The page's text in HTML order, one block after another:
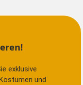
exklusive
und